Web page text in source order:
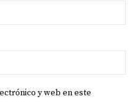
y web en este